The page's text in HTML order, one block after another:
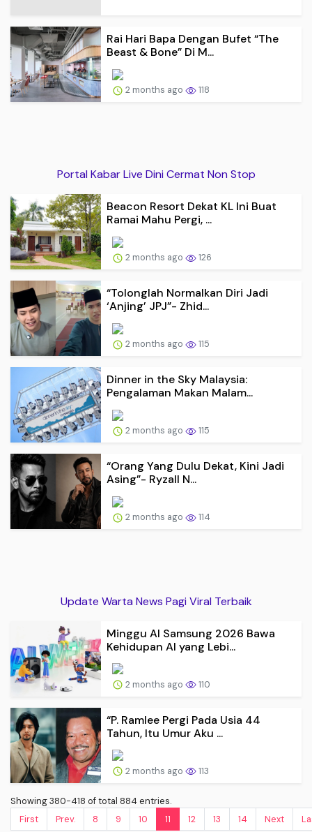
Rai Hari Bapa Dengan Bufet “The
Beast & Bone” Di M...
2 months ago 118
Portal Kabar Live Dini Cermat Non Stop
Beacon Resort Dekat KL Ini Buat
Ramai Mahu Pergi, ...
2 months ago 126
“Tolonglah Normalkan Diri Jadi
‘Anjing’ JPJ”- Zhid...
2 months ago 115
Dinner in the Sky Malaysia:
Pengalaman Makan Malam...
2 months ago 115
“Orang Yang Dulu Dekat, Kini Jadi
Asing”- Ryzall N...
2 months ago 114
Update Warta News Pagi Viral Terbaik
Minggu AI Samsung 2026 Bawa
Kehidupan AI yang Lebi...
2 months ago 110
“P. Ramlee Pergi Pada Usia 44
Tahun, Itu Umur Aku ...
2 months ago 113
Showing 380-418 of total 884 entries.
First
Prev. 8 9 10 11 12 13 14 Next